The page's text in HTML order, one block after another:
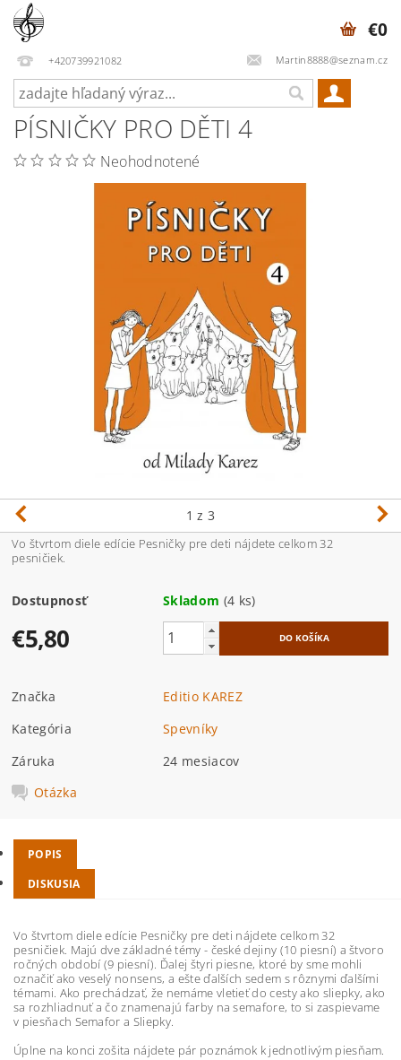
+420739921082 Martin8888@seznam.cz
€0
PÍSNIČKY PRO DĚTI 4
Neohodnotené
1 z 3
Vo štvrtom diele edície Pesničky pre deti nájdete celkom 32
pesničiek.
Dostupnosť Skladom (4 ks)
€5,80
Značka
Editio KAREZ
Kategória
Spevníky
Záruka
24 mesiacov
Otázka
POPIS
DISKUSIA
Vo štvrtom diele edície Pesničky pre deti nájdete celkom 32
pesničiek. Majú dve základné témy - české dejiny (10 piesní) a štvoro
ročných období (9 piesní). Ďalej štyri piesne, ktoré by sme mohli
označiť ako veselý nonsens, a ešte ďalších sedem s rôznymi ďalšími
témami. Ako prechádzať, že nemáme vletieť do cesty ako sliepky, ako
sa rozhliadnuť a čo znamenajú farby na semafore, to si zaspievame
v piesňach Semafor a Sliepky.
Úplne na konci zošita nájdete pár poznámok k jednotlivým piesňam.